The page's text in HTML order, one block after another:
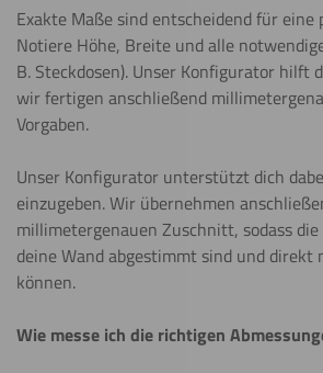
Exakte Maße sind entscheidend für eine
Notiere Höhe, Breite und alle
B. Steckdosen). Unser Konfigurator hilft
wir fertigen anschließend
Vorgaben.
Unser Konfigurator unterstützt dich
einzugeben. Wir übernehmen
millimetergenauen Zuschnitt, sodass
deine Wand abgestimmt sind und
können.
Wie messe ich die richtigen